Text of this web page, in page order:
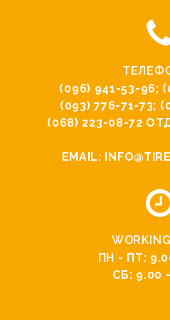
(096) 941-53-96;
(093) 776-71-73;
(068) 223-08-72
EMAIL:
ПН - ПТ:
СБ: 9.00